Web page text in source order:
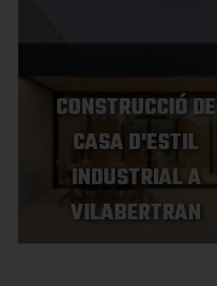
CONSTRUCCIÓ DE
CASA D'ESTIL
INDUSTRIAL A
VILABERTRAN